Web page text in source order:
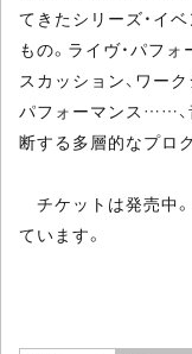
てきたシリーズ・イ
もの。ライヴ・パフォ
スカッション、ワー
パフォーマンス……、
断する多層的なプロ
チケットは発売中
ています。